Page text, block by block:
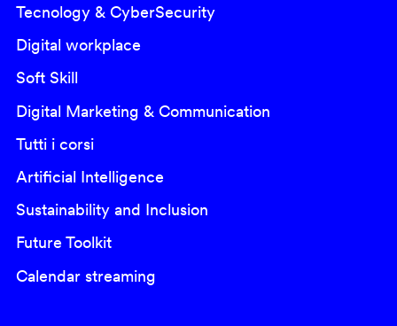
Tecnology & CyberSecurity
Digital workplace
Soft Skill
Digital Marketing & Communication
Tutti i corsi
Artificial Intelligence
Sustainability and Inclusion
Future Toolkit
Calendar streaming